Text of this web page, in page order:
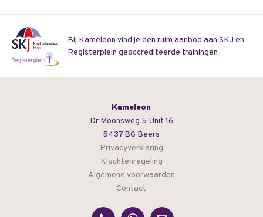
Bij Kameleon vind je een ruim aanbod aan SKJ en
Registerplein geaccrediteerde trainingen
Kameleon
Dr Moonsweg 5 Unit 16
5437 BG Beers
Privacyverklaring
Klachtenregeling
Algemene voorwaarden
Contact